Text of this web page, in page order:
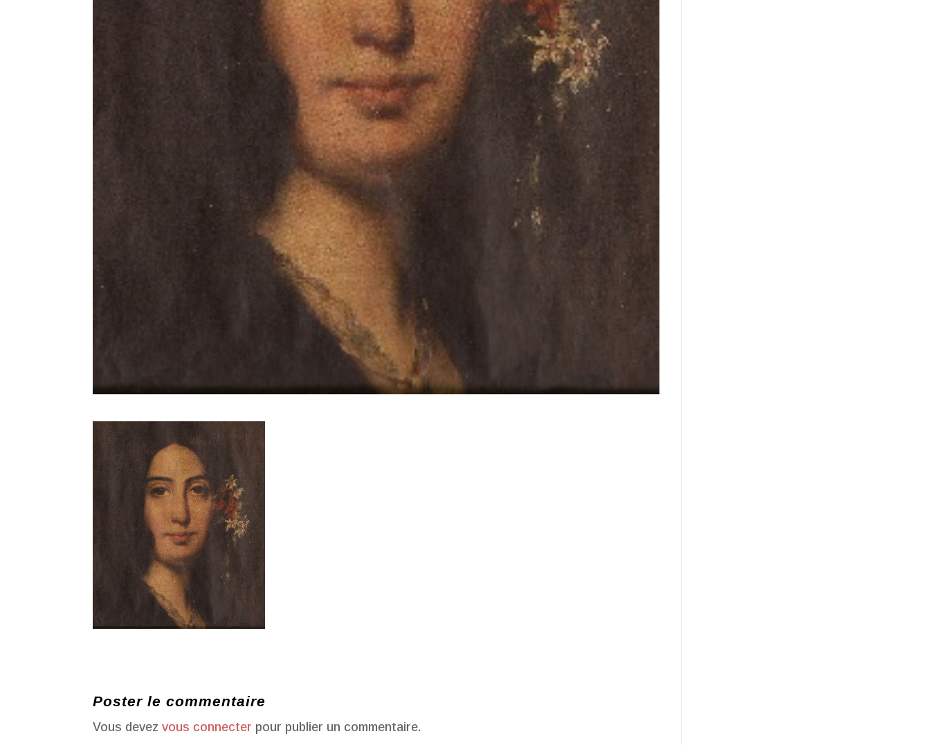
Poster le commentaire
Vous devezvous connecter pour publier un commentaire.